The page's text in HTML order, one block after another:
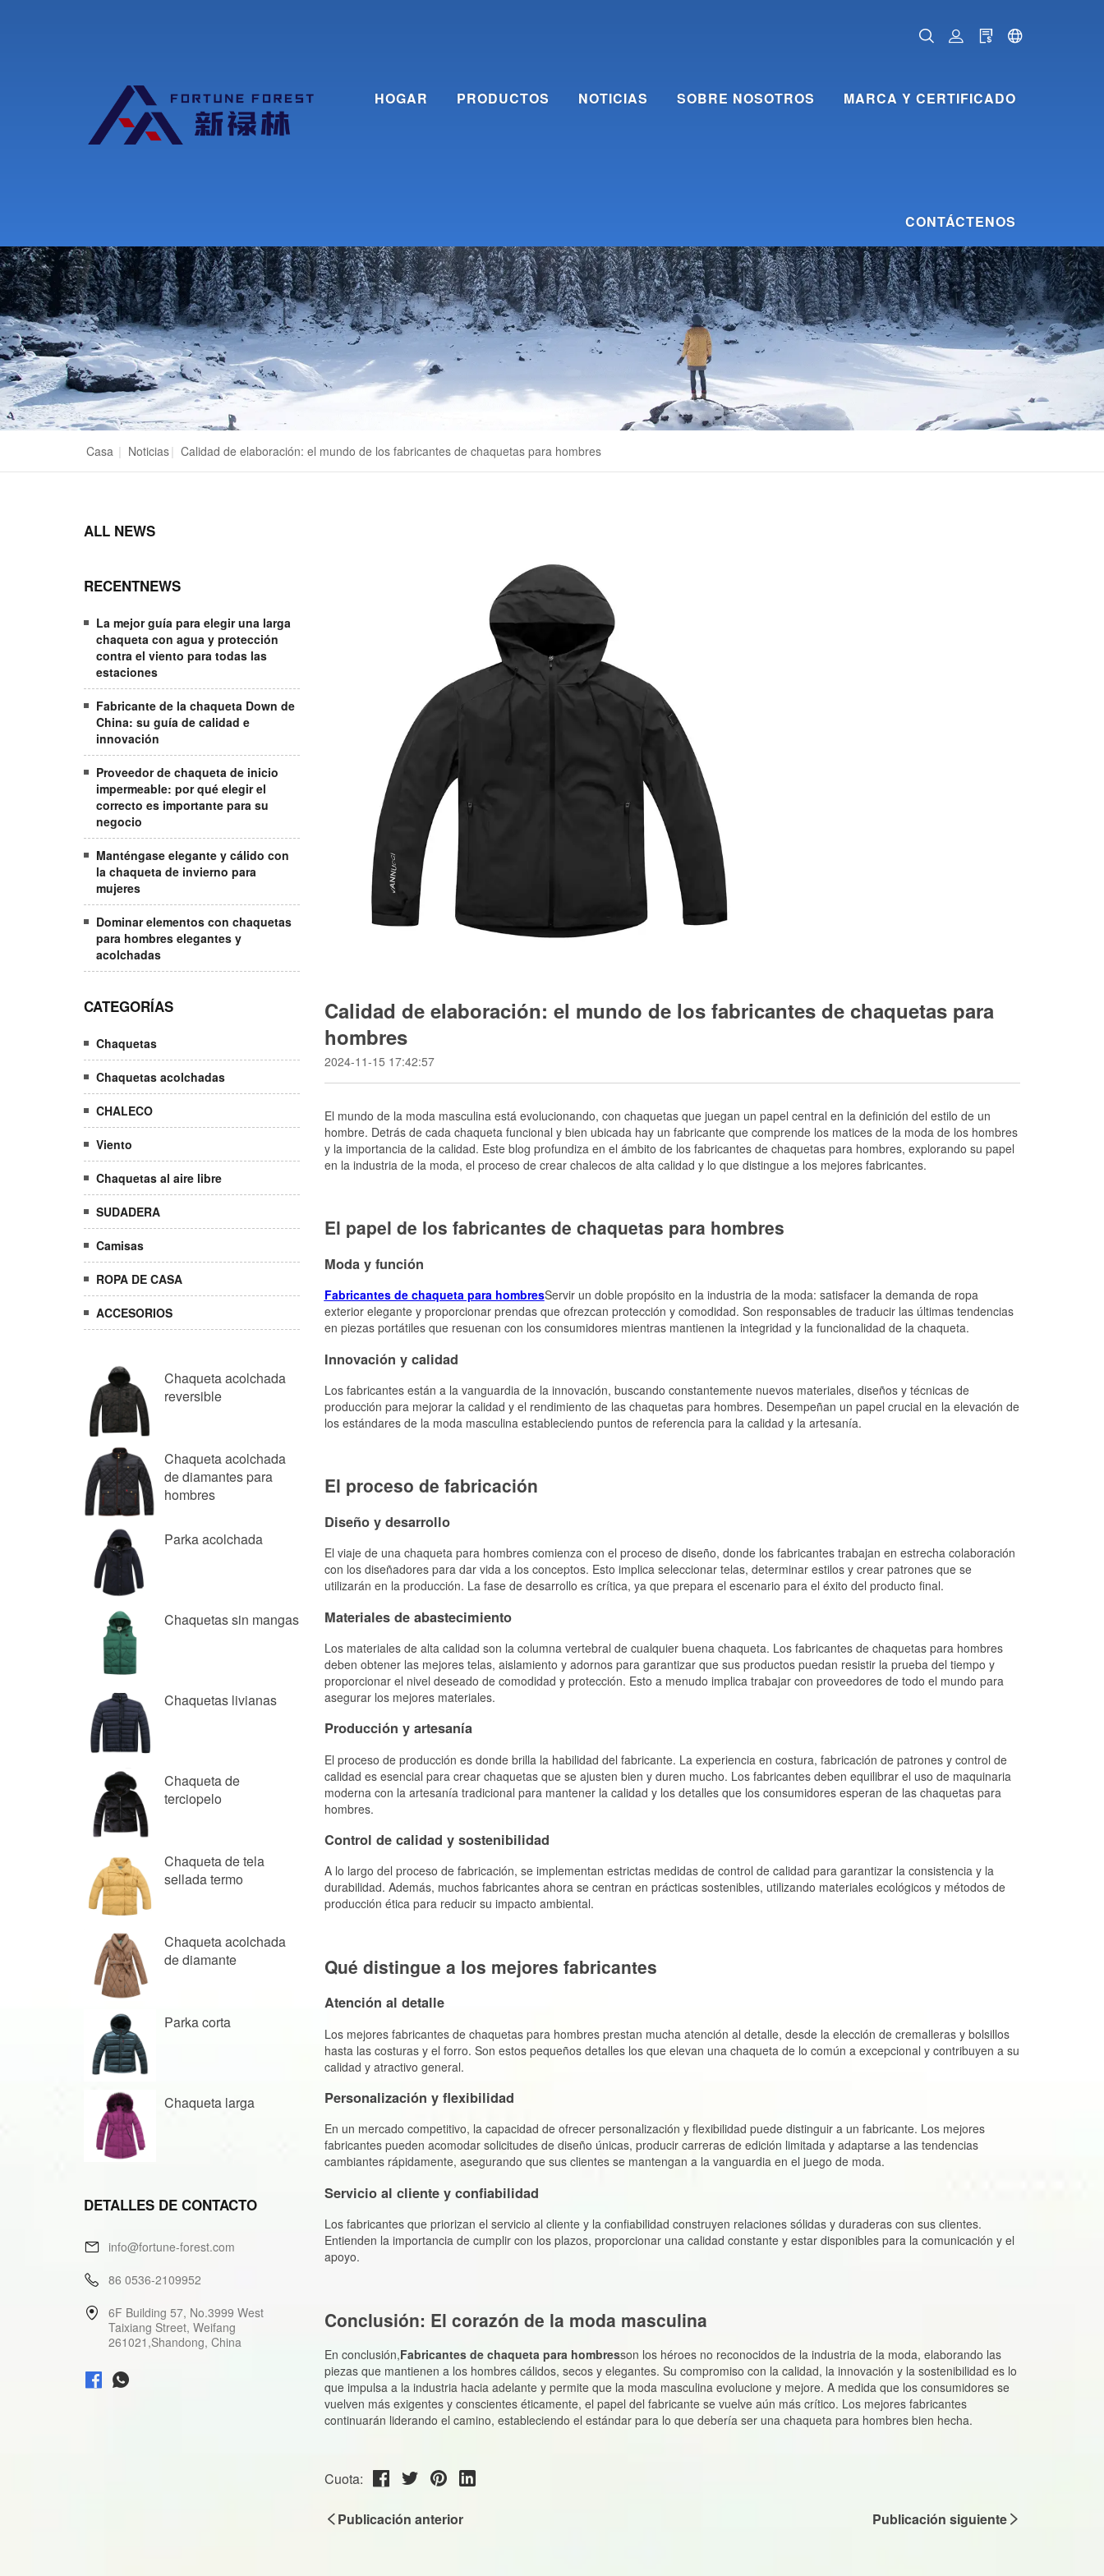
HOGAR PRODUCTOS NOTICIAS SOBRE NOSOTROS MARCA Y CERTIFICADO
CONTÁCTENOS
Casa | Noticias| Calidad de elaboración: el mundo de los fabricantes de chaquetas para hombres
ALL NEWS
RECENTNEWS
La mejor guía para elegir una larga
chaqueta con agua y protección
contra el viento para todas las
estaciones
Fabricante de la chaqueta Down de
China: su guía de calidad e
innovación
Proveedor de chaqueta de inicio
impermeable: por qué elegir el
correcto es importante para su
negocio
Manténgase elegante y cálido con
la chaqueta de invierno para
mujeres
Dominar elementos con chaquetas
para hombres elegantes y
acolchadas
CATEGORÍAS
Chaquetas
Chaquetas acolchadas
CHALECO
Viento
Chaquetas al aire libre
SUDADERA
Camisas
ROPA DE CASA
ACCESORIOS
Chaqueta acolchada
reversible
Chaqueta acolchada
de diamantes para
hombres
Parka acolchada
Chaquetas sin mangas
Chaquetas livianas
Chaqueta de
terciopelo
Chaqueta de tela
sellada termo
Chaqueta acolchada
de diamante
Parka corta
Chaqueta larga
DETALLES DE CONTACTO
info@fortune-forest.com
86 0536-2109952
6F Building 57, No.3999 West
Taixiang Street, Weifang
261021,Shandong, China
Calidad de elaboración: el mundo de los fabricantes de chaquetas para
hombres
2024-11-15 17:42:57
Cuota:
Publicación anterior Publicación siguiente